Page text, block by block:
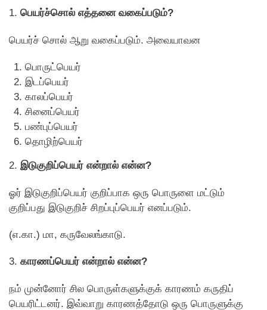
1. பெயர்ச்சொல் எத்தனை வகைப்படும்?
பெயர்ச் சாெல் ஆறு வகைப்படும். அவையாவன
பொருட்பெயர்
இடப்பெயர்
காலப்பெயர்
சினைப்பெயர்
பண்புப்பெயர்
தாெழிற்பெயர்
2. இடுகுறிப்பெயர் என்றால் என்ன?
ஓர் இடுகுறிப்பெயர் குறிப்பாக ஒரு பொருளை மட்டும்
குறிப்பது இடுகுறிச் சிறப்புப்பெயர் எனப்படும்.
(எ.கா.) மா, கருவேலங்காடு.
3. காரணப்பெயர் என்றால் என்ன?
நம் முன்னாேர் சில பொருள்களுக்குக் காரணம் கருதிப்
பெயரிட்டனர். இவ்வாறு காரணத்தாேடு ஒரு பொருளுக்கு